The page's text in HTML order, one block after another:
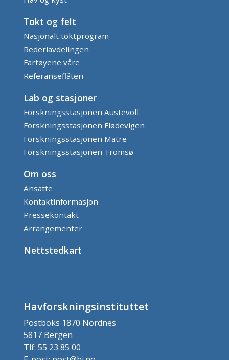
Tokt og felt
Nasjonalt toktprogram
Rederiavdelingen
Fartøyene våre
Referanseflåten
Lab og stasjoner
Forskningsstasjonen Austevoll
Forskningsstasjonen Flødevigen
Forskningsstasjonen Matre
Forskningsstasjonen Tromsø
Om oss
Ansatte
Kontaktinformasjon
Pressekontakt
Arrangementer
Nettstedkart
Havforskningsinstituttet
Postboks 1870 Nordnes
5817 Bergen
Tlf: 55 23 85 00